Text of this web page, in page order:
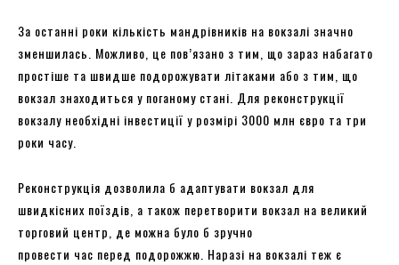
За останні роки кількість мандрівників на вокзалі значно
зменшилась. Можливо, це пов’язано з тим, що зараз набагато
простіше та швидше подорожувати літаками або з тим, що
вокзал знаходиться у поганому стані. Для реконструкції
вокзалу необхідні інвестиції у розмірі 3000 млн євро та три
роки часу.
Реконструкція дозволила б адаптувати вокзал для
швидкісних поїздів, а також перетворити вокзал на великий
торговий центр, де можна було б зручно
провести час перед подорожжю. Наразі на вокзалі теж є